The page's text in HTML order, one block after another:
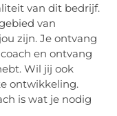
van dit bedrijf.
van
zijn. Je ontvang
en ontvang
Wil jij ook
ontwikkeling.
is wat je nodig